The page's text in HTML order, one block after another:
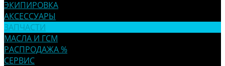
ЭКИПИРОВКА
АКСЕССУАРЫ
ЗАПЧАСТИ
МАСЛА И ГСМ
РАСПРОДАЖА %
СЕРВИС